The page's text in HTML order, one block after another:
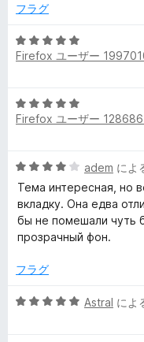
m
e
の
ビ
ュ
価
5
評
価
フラグ
5
段
5
の
Firefox ユーザー
5
段
5
の
評
価
Firefox ユーザー
5
段
階
中
4
評
adem によ
Тема интересная, но
вкладку. Она едва
бы не помешали чуть
прозрачный фон.
フラグ
5
Astral によ